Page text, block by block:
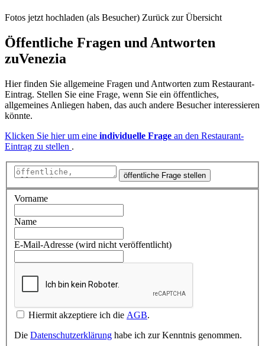
Fotos jetzt hochladen (als Besucher) Zurück zur Übersicht
Öffentliche Fragen und Antworten
zuVenezia
Hier finden Sie allgemeine Fragen und Antworten zum Restaurant-
Eintrag. Stellen Sie eine Frage, wenn Sie ein öffentliches,
allgemeines Anliegen haben, das auch andere Besucher interessieren
könnte.
Klicken Sie hier um eine individuelle Frage an den Restaurant-
Eintrag zu stellen .
öffentliche Frage stellen
Vorname
Name
E-Mail-Adresse (wird nicht veröffentlicht)
Hiermit akzeptiere ich die AGB.
Die Datenschutzerklärung habe ich zur Kenntnis genommen.